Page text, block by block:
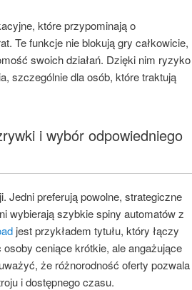
które przypominają o
Te funkcje nie blokują gry całkowicie,
swoich działań. Dzięki nim ryzyko
szczególnie dla osób, które traktują
i wybór odpowiedniego
Jedni preferują powolne, strategiczne
wybierają szybkie spiny automatów z
jest przykładem tytułu, który łączy
ceniące krótkie, ale angażujące
że różnorodność oferty pozwala
i dostępnego czasu.